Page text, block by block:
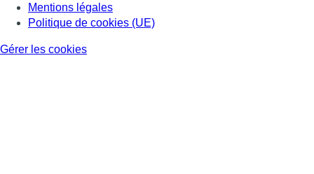
Mentions légales
Politique de cookies (UE)
Gérer les cookies